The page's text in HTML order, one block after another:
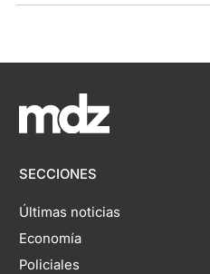
SECCIONES
Últimas noticias
Economía
Policiales